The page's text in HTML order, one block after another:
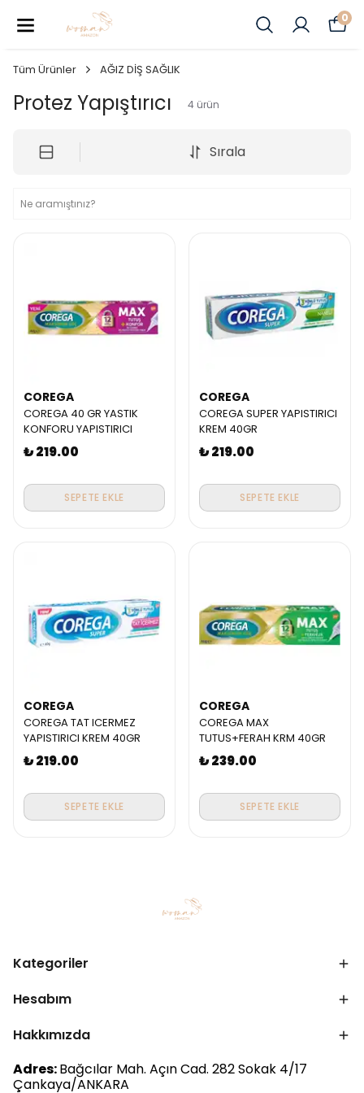
0
Tüm Ürünler AĞIZ DİŞ SAĞLIK
Protez Yapıştırıcı 4 ürün
Sırala
COREGA
COREGA 40 GR YASTIK
KONFORU YAPISTIRICI
₺ 219.00
SEPETE EKLE
COREGA
COREGA SUPER YAPISTIRICI
KREM 40GR
₺ 219.00
SEPETE EKLE
COREGA
COREGA TAT ICERMEZ
YAPISTIRICI KREM 40GR
₺ 219.00
SEPETE EKLE
COREGA
COREGA MAX
TUTUS+FERAH KRM 40GR
₺ 239.00
SEPETE EKLE
Kategoriler
Hesabım
Hakkımızda
Adres:Bağcılar Mah. Açın Cad. 282 Sokak 4/17
Çankaya/ANKARA